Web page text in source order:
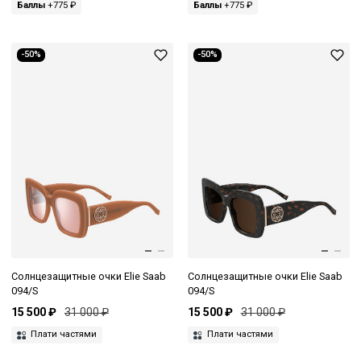
Баллы +775 ₽ Баллы+775 ₽
-50%
Солнцезащитные очки Elie Saab
094/S
15 500 ₽ 31 000 ₽
Плати частями
-50%
Солнцезащитные очки Elie Saab
094/S
15 500 ₽ 31 000 ₽
Плати частями